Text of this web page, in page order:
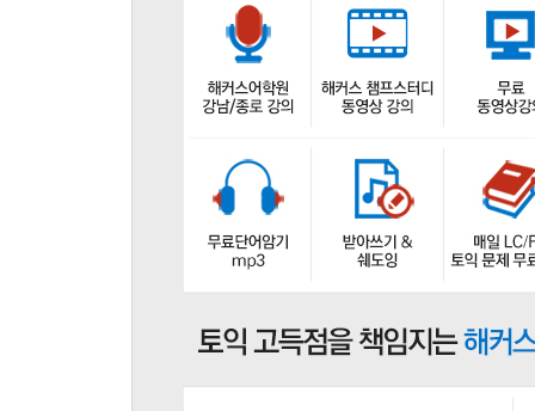
Section 2 지문 유형별 공략 - Single Passage
Chapter 06 이메일(E-mail)/편지(Letter)
Chapter 07 광고(Advertisement)
Chapter 08 공고(Notice & Announcement)
Chapter 09 기사(Article & Report)
Chapter 10 양식 및 기타(Forms)
Chapter 11 회람(Memo)
Chapter 12 안내문(Information)
Section 3 지문 유형별 공략 - Double Passage